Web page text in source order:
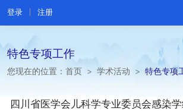
登录 注册
特色专项工作
您现在的位置： 首页 > 学术活动 > 特色专项
四川省医学会儿科学专业委员会感染